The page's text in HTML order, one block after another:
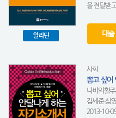
알라딘
을 전달받
대출
사회
뽑고 싶어
나비의활
김세준.심
2013-10-